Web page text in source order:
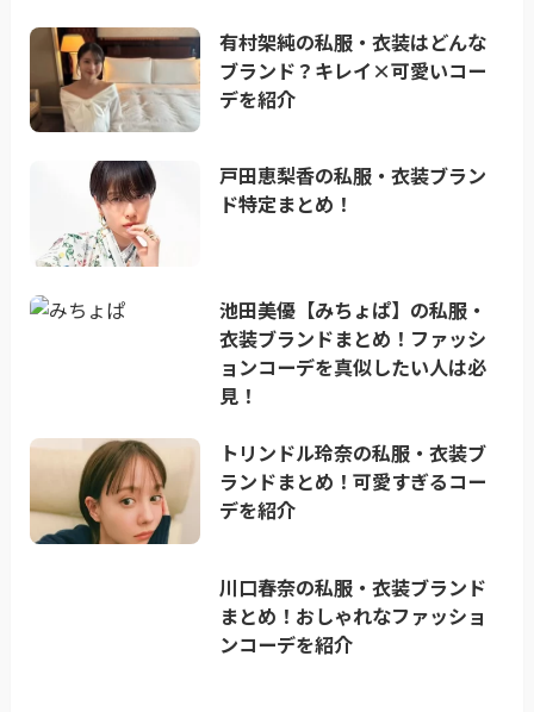
有村架純の私服・衣装はどんな
ブランド？キレイ×可愛いコー
デを紹介
戸田恵梨香の私服・衣装ブラン
ド特定まとめ！
池田美優【みちょぱ】の私服・
衣装ブランドまとめ！ファッシ
ョンコーデを真似したい人は必
見！
トリンドル玲奈の私服・衣装ブ
ランドまとめ！可愛すぎるコー
デを紹介
川口春奈の私服・衣装ブランド
まとめ！おしゃれなファッショ
ンコーデを紹介